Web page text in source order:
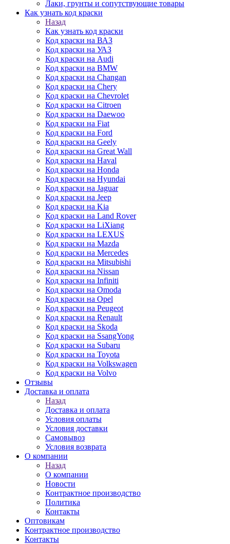
Лаки, грунты и сопутствующие товары
Как узнать код краски
Назад
Как узнать код краски
Код краски на ВАЗ
Код краски на УАЗ
Код краски на Audi
Код краски на BMW
Код краски на Changan
Код краски на Chery
Код краски на Chevrolet
Код краски на Citroen
Код краски на Daewoo
Код краски на Fiat
Код краски на Ford
Код краски на Geely
Код краски на Great Wall
Код краски на Haval
Код краски на Honda
Код краски на Hyundai
Код краски на Jaguar
Код краски на Jeep
Код краски на Kia
Код краски на Land Rover
Код краски на LiXiang
Код краски на LEXUS
Код краски на Mazda
Код краски на Mercedes
Код краски на Mitsubishi
Код краски на Nissan
Код краски на Infiniti
Код краски на Omoda
Код краски на Opel
Код краски на Peugeot
Код краски на Renault
Код краски на Skoda
Код краски на SsangYong
Код краски на Subaru
Код краски на Toyota
Код краски на Volkswagen
Код краски на Volvo
Отзывы
Доставка и оплата
Назад
Доставка и оплата
Условия оплаты
Условия доставки
Самовывоз
Условия возврата
О компании
Назад
О компании
Новости
Контрактное производство
Политика
Контакты
Оптовикам
Контрактное производство
Контакты